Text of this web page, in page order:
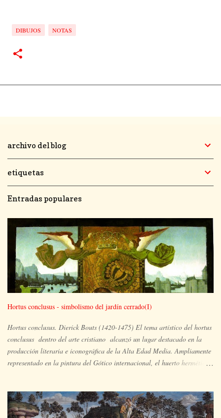
DIBUJOS NOTAS
archivo del blog
etiquetas
Entradas populares
Hortus conclusus - simbolismo del jardín cerrado(I)
Hortus conclusus. Dierick Bouts (1420-1475) El tema artístico del hortus
conclusus dentro del arte cristiano alcanzó un lugar destacado en la
producción literaria e iconográfica de la Alta Edad Media. Ampliamente
representado en la pintura del Gótico internacional, el huerto hermético
también otras imágenes simbólicas de la plenitud de María y extraídas
del Antiguo Testamento, tales como la zarza que arde pero no se